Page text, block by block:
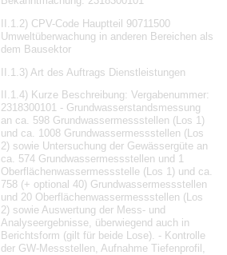
II.1.2) CPV-Code Hauptteil 90711500
Umweltüberwachung in anderen Bereichen als
dem Bausektor
II.1.3) Art des Auftrags Dienstleistungen
II.1.4) Kurze Beschreibung: Vergabenummer:
2318300101 - Grundwasserstandsmessung
an ca. 598 Grundwassermessstellen (Los 1)
und ca. 1008 Grundwassermessstellen (Los
2) sowie Untersuchung der Gewässergüte an
ca. 574 Grundwassermessstellen und 1
Oberflächenwassermessstelle (Los 1) und ca.
758 (+ optional 40) Grundwassermessstellen
und 20 Oberflächenwassermessstellen (Los
2) sowie Auswertung der Mess- und
Analyseergebnisse, überwiegend auch in
Berichtsform (gilt für beide Lose). - Kontrolle
der GW-Messstellen, Aufnahme Tiefenprofil,